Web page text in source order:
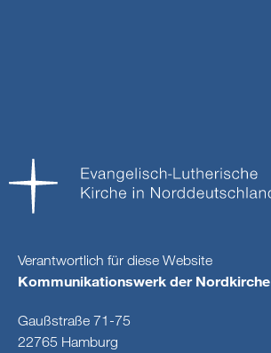
Verantwortlich für diese Website
Kommunikationswerk der Nordkirche
Gaußstraße 71-75
22765 Hamburg